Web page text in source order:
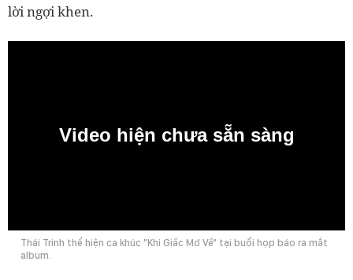
lời ngợi khen.
Video hiện chưa sẵn sàng
Thái Trinh thể hiện ca khúc "Khi Giấc Mơ Về" tại buổi họp báo ra mắt
album.